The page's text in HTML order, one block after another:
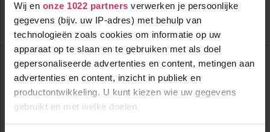
Wij en onze 1022 partners verwerken je persoonlijke
gegevens (bijv. uw IP-adres) met behulp van
technologieën zoals cookies om informatie op uw
apparaat op te slaan en te gebruiken met als doel
gepersonaliseerde advertenties en content, metingen aan
advertenties en content, inzicht in publiek en
productontwikkeling. U kunt kiezen wie uw gegevens
gebruikt en met welke doelen.
Bekijk deze vakantie
Top Dorpen:
St. Leonhard im Pitztal
Alpbach
Alpendorf
Top Accommodaties:
Hotel Mittagskogel